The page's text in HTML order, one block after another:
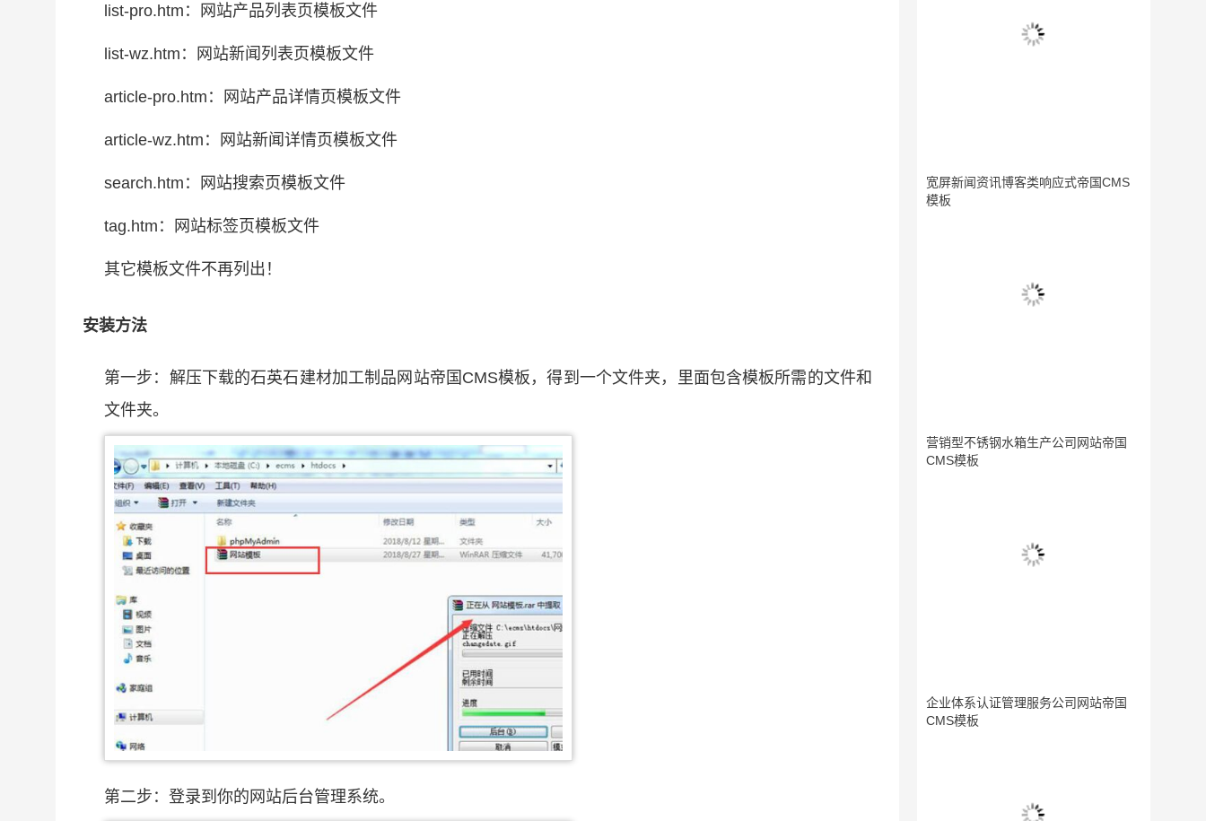
list-pro.htm：网站产品列表页模板文件
list-wz.htm：网站新闻列表页模板文件
article-pro.htm：网站产品详情页模板文件
article-wz.htm：网站新闻详情页模板文件
search.htm：网站搜索页模板文件
tag.htm：网站标签页模板文件
其它模板文件不再列出！
安装方法
第一步：解压下载的石英石建材加工制品网站帝国CMS模板，得到一个文件夹，里面包含模板所需的文件和
文件夹。
第二步：登录到你的网站后台管理系统。
宽屏新闻资讯博客类响应式帝国CMS
模板
营销型不锈钢水箱生产公司网站帝国
CMS模板
企业体系认证管理服务公司网站帝国
CMS模板